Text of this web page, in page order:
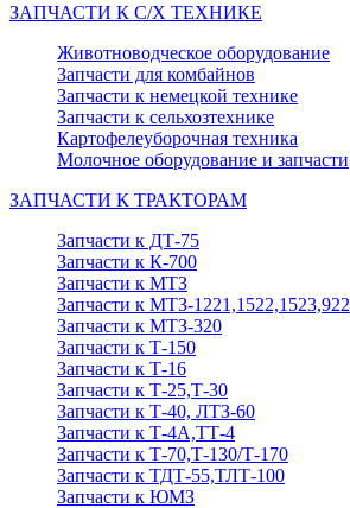
ЗАПЧАСТИ К С/Х ТЕХНИКЕ
Животноводческое оборудование
Запчасти для комбайнов
Запчасти к немецкой технике
Запчасти к сельхозтехнике
Картофелеуборочная техника
Молочное оборудование и запчасти
ЗАПЧАСТИ К ТРАКТОРАМ
Запчасти к ДТ-75
Запчасти к К-700
Запчасти к МТЗ
Запчасти к МТЗ-1221,1522,1523,922
Запчасти к МТЗ-320
Запчасти к Т-150
Запчасти к Т-16
Запчасти к Т-25,Т-30
Запчасти к Т-40, ЛТЗ-60
Запчасти к Т-4А,ТТ-4
Запчасти к Т-70,Т-130/Т-170
Запчасти к ТДТ-55,ТЛТ-100
Запчасти к ЮМЗ